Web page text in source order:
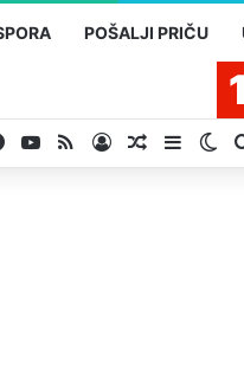
POŠALJI PRIČU
Facebook
YouTube
RSSPrijavite se
Slučajan